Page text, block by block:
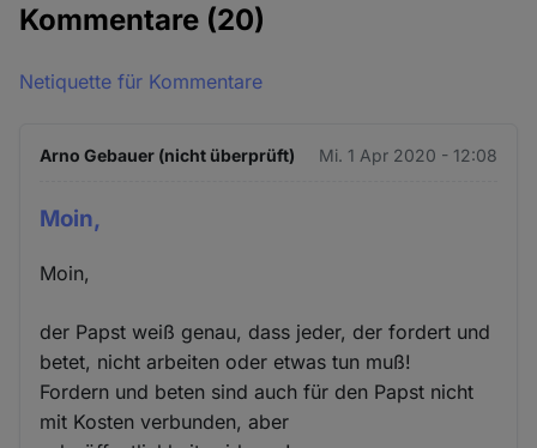
Kommentare (20)
Netiquette für Kommentare
Arno Gebauer (nicht überprüft) Mi. 1 Apr 2020 - 12:08
Moin,
Moin,
der Papst weiß genau, dass jeder, der fordert und
betet, nicht arbeiten oder etwas tun muß!
Fordern und beten sind auch für den Papst nicht
mit Kosten verbunden, aber